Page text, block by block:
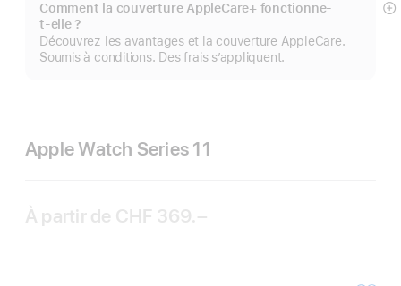
Comment la couverture AppleCare+ fonctionne-
t-elle ?
Découvrez les avantages et la couverture AppleCare.
Soumis à conditions. Des frais s’appliquent.
Apple Watch Series 11
À partir de CHF 369.–